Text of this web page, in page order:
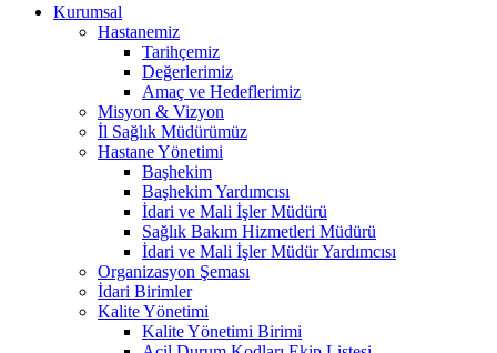
Kurumsal
Hastanemiz
Tarihçemiz
Değerlerimiz
Amaç ve Hedeflerimiz
Misyon & Vizyon
İl Sağlık Müdürümüz
Hastane Yönetimi
Başhekim
Başhekim Yardımcısı
İdari ve Mali İşler Müdürü
Sağlık Bakım Hizmetleri Müdürü
İdari ve Mali İşler Müdür Yardımcısı
Organizasyon Şeması
İdari Birimler
Kalite Yönetimi
Kalite Yönetimi Birimi